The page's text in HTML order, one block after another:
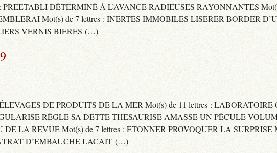
PREETABLI DÉTERMINÉ À L’AVANCE RADIEUSES RAYONNANTES
Mot(s) de 7 lettres : INERTES IMMOBILES LISERER BORDER
VERNIS BIERES (…)
DE PRODUITS DE LA MER Mot(s) de 11 lettres : LABORATOIRE
RÈGLE SA DETTE THESAURISE AMASSE UN PÉCULE
LA REVUE Mot(s) de 7 lettres : ETONNER PROVOQUER LA SURPRISE
D’EMBAUCHE LACAIT (…)